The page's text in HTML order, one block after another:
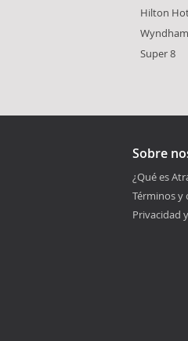
Hilton
Super 8
Sobre
¿Qué es
Términos y
Privacidad